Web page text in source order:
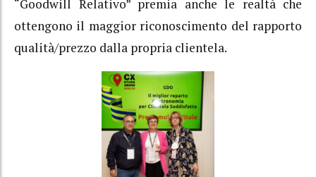
“Goodwill Relativo” premia anche le realtà che
ottengono il maggior riconoscimento del rapporto
qualità/prezzo dalla propria clientela.